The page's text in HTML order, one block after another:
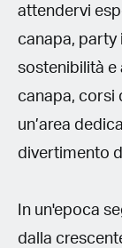
attendervi
canapa, party
sostenibilità e
canapa, corsi
un’area
divertimento
In un'epoca
dalla